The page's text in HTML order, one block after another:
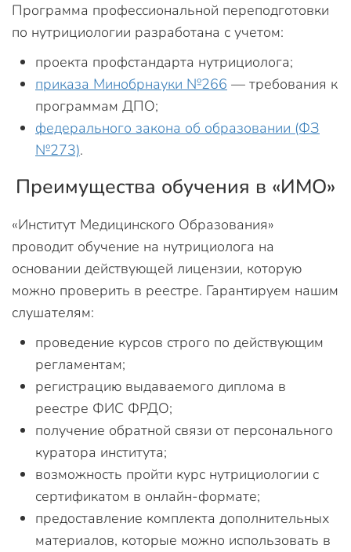
Программа профессиональной переподготовки
по нутрициологии разработана с учетом:
проекта профстандарта нутрициолога;
приказа Минобрнауки №266 — требования к
программам ДПО;
федерального закона об образовании (ФЗ
№273).
Преимущества обучения в «ИМО»
«Институт Медицинского Образования»
проводит обучение на нутрициолога на
основании действующей лицензии, которую
можно проверить в реестре. Гарантируем нашим
слушателям:
проведение курсов строго по действующим
регламентам;
регистрацию выдаваемого диплома в
реестре ФИС ФРДО;
получение обратной связи от персонального
куратора института;
возможность пройти курс нутрициологии с
сертификатом в онлайн-формате;
предоставление комплекта дополнительных
материалов, которые можно использовать в